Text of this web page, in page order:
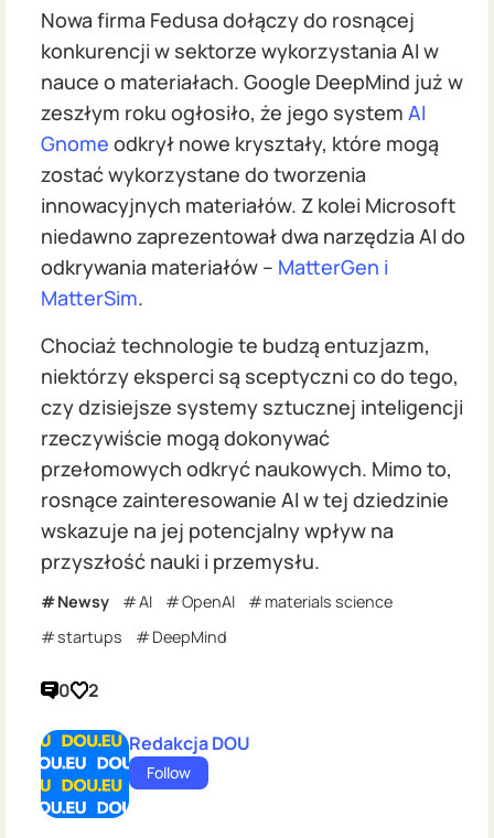
Nowa firma Fedusa dołączy do rosnącej
konkurencji w sektorze wykorzystania AI w
nauce o materiałach. Google DeepMind już w
zeszłym roku ogłosiło, że jego system AI
Gnome odkrył nowe kryształy, które mogą
zostać wykorzystane do tworzenia
innowacyjnych materiałów. Z kolei Microsoft
niedawno zaprezentował dwa narzędzia AI do
odkrywania materiałów – MatterGen i
MatterSim.
Chociaż technologie te budzą entuzjazm,
niektórzy eksperci są sceptyczni co do tego,
czy dzisiejsze systemy sztucznej inteligencji
rzeczywiście mogą dokonywać
przełomowych odkryć naukowych. Mimo to,
rosnące zainteresowanie AI w tej dziedzinie
wskazuje na jej potencjalny wpływ na
przyszłość nauki i przemysłu.
Newsy AI OpenAI
materials science
startups
DeepMind
0 2
Redakcja DOU
Follow